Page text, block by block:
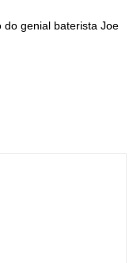
do genial baterista Joe